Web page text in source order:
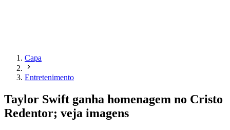
Capa
Entretenimento
Taylor Swift ganha homenagem no Cristo
Redentor; veja imagens